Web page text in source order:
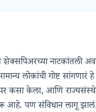
शेक्सपिअरच्या नाटकांतली
लोकांची गोष्ट
केला, आणि
आहे. पण संविधान लागू झालं,